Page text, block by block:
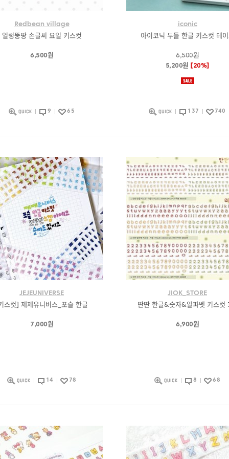
Redbean village
얼렁뚱땅 손글씨 요일 키스컷
6,500원
9 65
iconic
아이코닉 두들 한글 키스컷 테
6,500원
5,200원 [20%]
137 740
JEJEUNIVERSE
스컷] 제제유니버스_포슬 한글
7,000원
14 78
JIOK_STORE
딴딴 한글&숫자&알파벳 키스컷
6,900원
8 68